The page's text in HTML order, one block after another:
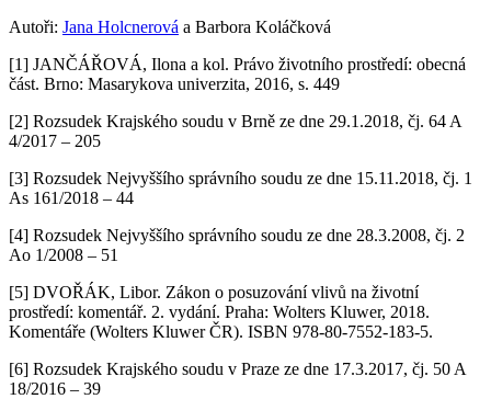
Autoři: Jana Holcnerová a Barbora Koláčková
[1] JANČÁŘOVÁ, Ilona a kol. Právo životního prostředí: obecná
část. Brno: Masarykova univerzita, 2016, s. 449
[2] Rozsudek Krajského soudu v Brně ze dne 29.1.2018, čj. 64 A
4/2017 – 205
[3] Rozsudek Nejvyššího správního soudu ze dne 15.11.2018, čj. 1
As 161/2018 – 44
[4] Rozsudek Nejvyššího správního soudu ze dne 28.3.2008, čj. 2
Ao 1/2008 – 51
[5] DVOŘÁK, Libor. Zákon o posuzování vlivů na životní
prostředí: komentář. 2. vydání. Praha: Wolters Kluwer, 2018.
Komentáře (Wolters Kluwer ČR). ISBN 978-80-7552-183-5.
[6] Rozsudek Krajského soudu v Praze ze dne 17.3.2017, čj. 50 A
18/2016 – 39